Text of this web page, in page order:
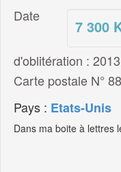
7 300
Date
d'oblitération :
Carte postale N°
Pays : Etats-Unis
Dans ma boite à lettres